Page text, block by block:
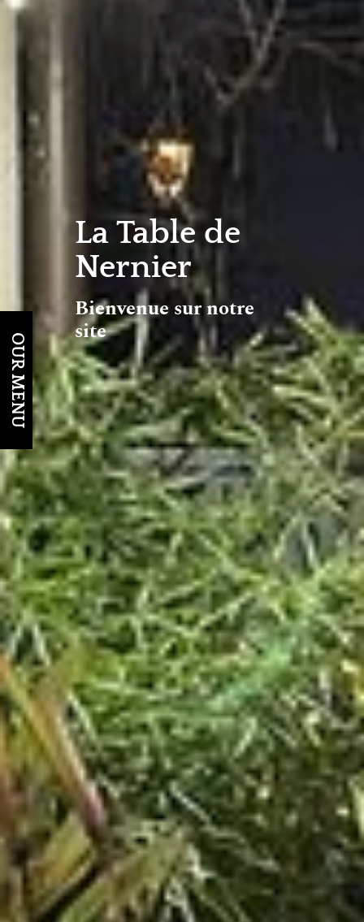
La Table de
Nernier
Bienvenue sur notre
site
OUR MENU